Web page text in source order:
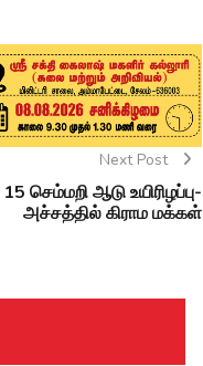
Next Post
செம்மறி ஆடு உயிரிழப்பு-
அச்சத்தில் கிராம மக்கள்